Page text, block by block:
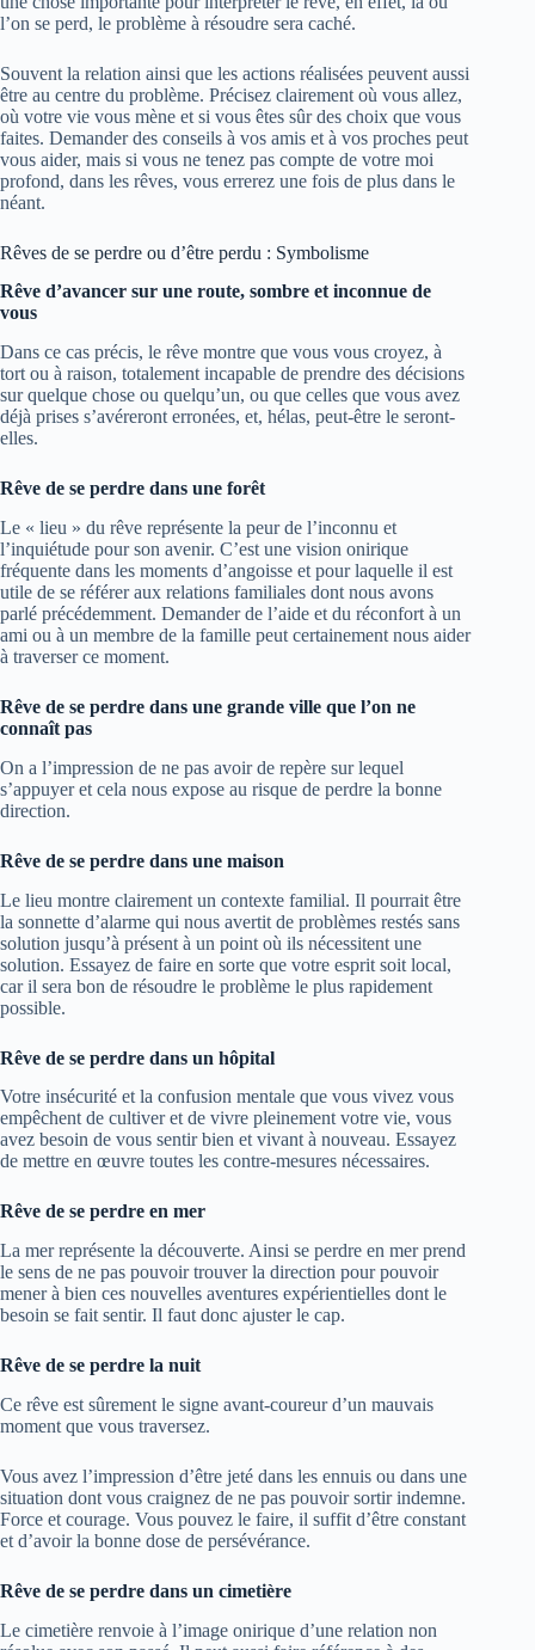
l’on se perd, le problème à résoudre sera caché.
Souvent la relation ainsi que les actions réalisées peuvent aussi
être au centre du problème. Précisez clairement où vous allez,
où votre vie vous mène et si vous êtes sûr des choix que vous
faites. Demander des conseils à vos amis et à vos proches peut
vous aider, mais si vous ne tenez pas compte de votre moi
profond, dans les rêves, vous errerez une fois de plus dans le
néant.
Rêves de se perdre ou d’être perdu : Symbolisme
Rêve d’avancer sur une route, sombre et inconnue de
vous
Dans ce cas précis, le rêve montre que vous vous croyez, à
tort ou à raison, totalement incapable de prendre des décisions
sur quelque chose ou quelqu’un, ou que celles que vous avez
déjà prises s’avéreront erronées, et, hélas, peut-être le seront-
elles.
Rêve de se perdre dans une forêt
Le « lieu » du rêve représente la peur de l’inconnu et
l’inquiétude pour son avenir. C’est une vision onirique
fréquente dans les moments d’angoisse et pour laquelle il est
utile de se référer aux relations familiales dont nous avons
parlé précédemment. Demander de l’aide et du réconfort à un
ami ou à un membre de la famille peut certainement nous aider
à traverser ce moment.
Rêve de se perdre dans une grande ville que l’on ne
connaît pas
On a l’impression de ne pas avoir de repère sur lequel
s’appuyer et cela nous expose au risque de perdre la bonne
direction.
Rêve de se perdre dans une maison
Le lieu montre clairement un contexte familial. Il pourrait être
la sonnette d’alarme qui nous avertit de problèmes restés sans
solution jusqu’à présent à un point où ils nécessitent une
solution. Essayez de faire en sorte que votre esprit soit local,
car il sera bon de résoudre le problème le plus rapidement
possible.
Rêve de se perdre dans un hôpital
Votre insécurité et la confusion mentale que vous vivez vous
empêchent de cultiver et de vivre pleinement votre vie, vous
avez besoin de vous sentir bien et vivant à nouveau. Essayez
de mettre en œuvre toutes les contre-mesures nécessaires.
Rêve de se perdre en mer
La mer représente la découverte. Ainsi se perdre en mer prend
le sens de ne pas pouvoir trouver la direction pour pouvoir
mener à bien ces nouvelles aventures expérientielles dont le
besoin se fait sentir. Il faut donc ajuster le cap.
Rêve de se perdre la nuit
Ce rêve est sûrement le signe avant-coureur d’un mauvais
moment que vous traversez.
Vous avez l’impression d’être jeté dans les ennuis ou dans une
situation dont vous craignez de ne pas pouvoir sortir indemne.
Force et courage. Vous pouvez le faire, il suffit d’être constant
et d’avoir la bonne dose de persévérance.
Rêve de se perdre dans un cimetière
Le cimetière renvoie à l’image onirique d’une relation non